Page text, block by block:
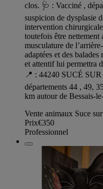
clos. 🩺 : Vacciné ,
suspicion de dysplasie
intervention
toutefois être nettement
musculature de
adaptées et des
et attentif lui permettra
📍 : 44240 SUCÉ
départements 44 , 49,
km autour de Bessais-
Vente animaux Suce
Prix€350
Professionnel